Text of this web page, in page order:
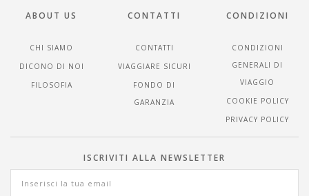
ABOUT US
CHI SIAMO
DICONO DI NOI
FILOSOFIA
CONTATTI
CONTATTI
VIAGGIARE SICURI
FONDO DI
GARANZIA
CONDIZIONI
CONDIZIONI
GENERALI DI
VIAGGIO
COOKIE POLICY
PRIVACY POLICY
ISCRIVITI ALLA NEWSLETTER